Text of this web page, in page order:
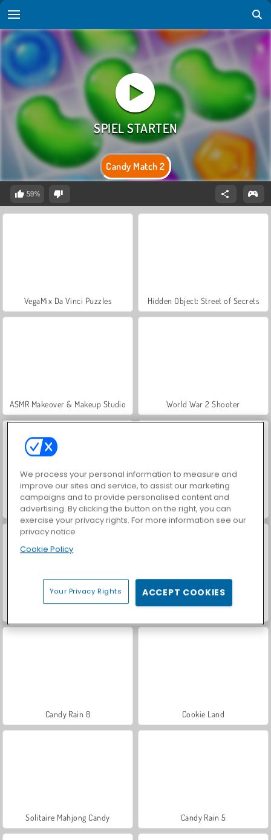
Candy Match 2
59%
VegaMix Da Vinci Puzzles Hidden Object: Street of Secrets
ASMR Makeover & Makeup Studio World War 2 Shooter
Farm Merge Valley Car Parking City Duel
Candy Rain 8 Cookie Land
Solitaire Mahjong Candy Candy Rain 5
We process your personal information to measure and
improve our sites and service, to assist our marketing
campaigns and to provide personalised content and
advertising. By clicking the button on the right, you can
exercise your privacy rights. For more information see our
privacy notice
Cookie Policy
Your Privacy Rights ACCEPT COOKIES